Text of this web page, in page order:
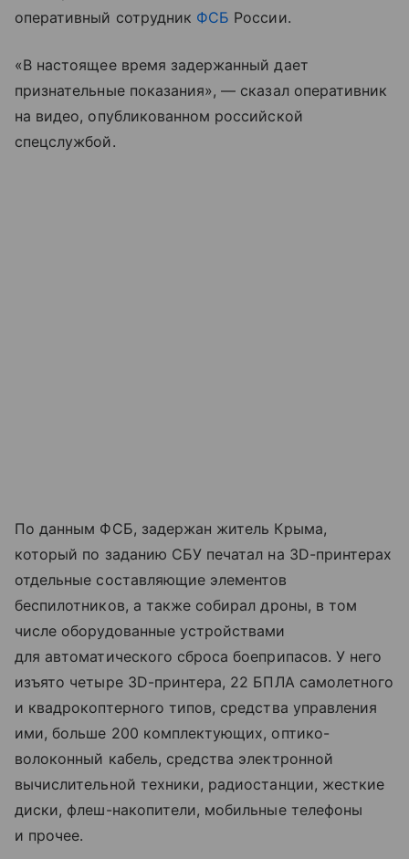
оперативный сотрудник ФСБ России.
«В настоящее время задержанный дает
признательные показания», — сказал оперативник
на видео, опубликованном российской
спецслужбой.
По данным ФСБ, задержан житель Крыма,
который по заданию СБУ печатал на 3D-принтерах
отдельные составляющие элементов
беспилотников, а также собирал дроны, в том
числе оборудованные устройствами
для автоматического сброса боеприпасов. У него
изъято четыре ЗD-принтера, 22 БПЛА самолетного
и квадрокоптерного типов, средства управления
ими, больше 200 комплектующих, оптико-
волоконный кабель, средства электронной
вычислительной техники, радиостанции, жесткие
диски, флеш-накопители, мобильные телефоны
и прочее.